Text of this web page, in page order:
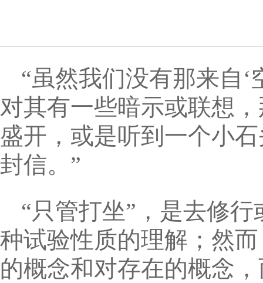
“虽然我们没有那来自
对其有一些暗示或联想
盛开，或是听到一个小
封信。”
“只管打坐”，是去修
种试验性质的理解；然
的概念和对存在的概念